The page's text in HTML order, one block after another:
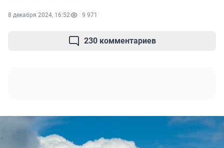
8 декабря 2024, 16:52 9 971
230 комментариев